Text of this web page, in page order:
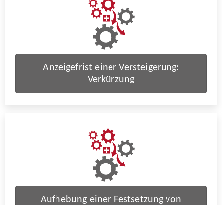
Anzeigefrist einer Versteigerung:
Verkürzung
Aufhebung einer Festsetzung von